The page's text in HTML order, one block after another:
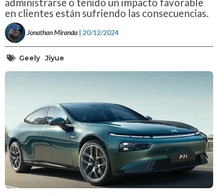
en clientes están sufriendo las consecuencias.
Jonathan Miranda | 20/12/2024
Geely Jiyue